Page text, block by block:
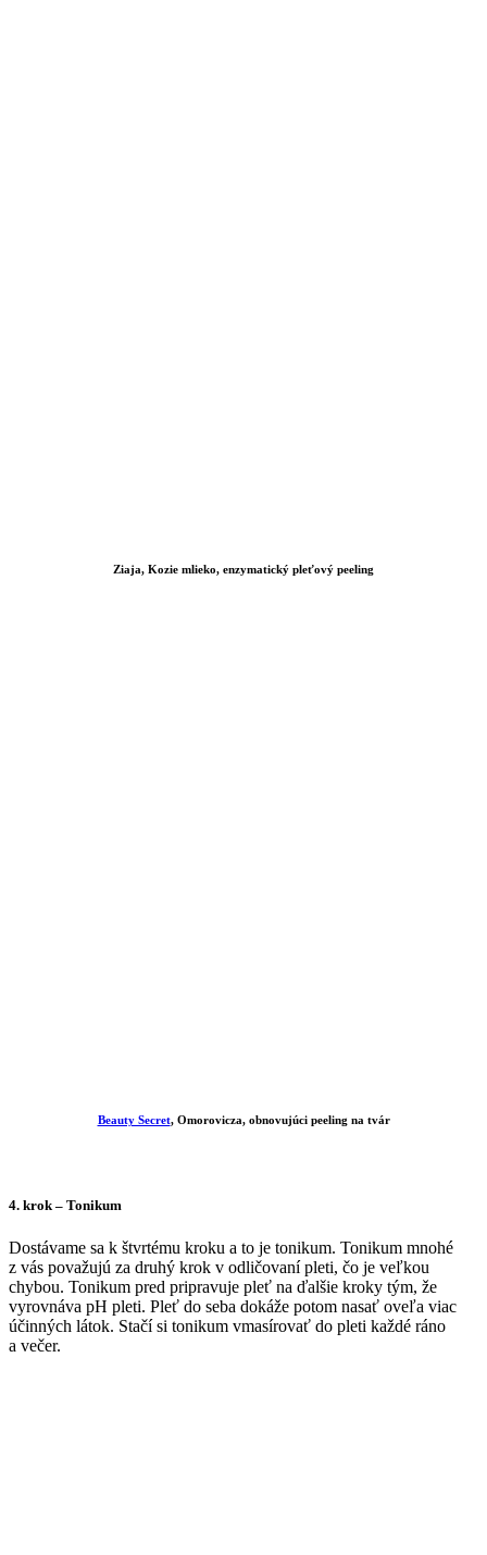
Ziaja, Kozie mlieko, enzymatický pleťový peeling
Beauty Secret, Omorovicza, obnovujúci peeling na tvár
4. krok – Tonikum
Dostávame sa k štvrtému kroku a to je tonikum. Tonikum mnohé
z vás považujú za druhý krok v odličovaní pleti, čo je veľkou
chybou. Tonikum pred pripravuje pleť na ďalšie kroky tým, že
vyrovnáva pH pleti. Pleť do seba dokáže potom nasať oveľa viac
účinných látok. Stačí si tonikum vmasírovať do pleti každé ráno
a večer.